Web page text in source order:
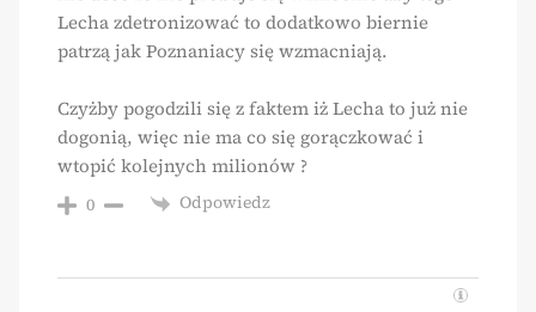
Lecha zdetronizować to dodatkowo biernie
patrzą jak Poznaniacy się wzmacniają.
Czyżby pogodzili się z faktem iż Lecha to już nie
dogonią, więc nie ma co się gorączkować i
wtopić kolejnych milionów ?
0 Odpowiedz